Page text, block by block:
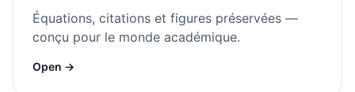
Équations, citations et figures préservées —
conçu pour le monde académique.
Open →